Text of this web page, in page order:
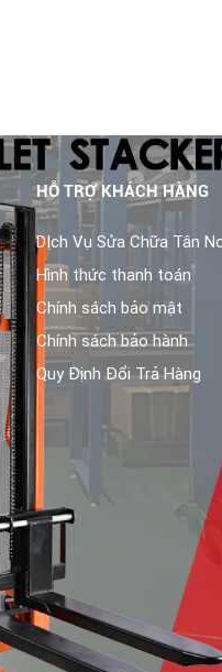
HỖ TRỢ KHÁCH HÀNG
DỊch Vụ Sửa Chữa Tân
Hình thức thanh toán
Chính sách bảo mật
Chính sách bảo hành
Quy Định Đổi Trả Hàng